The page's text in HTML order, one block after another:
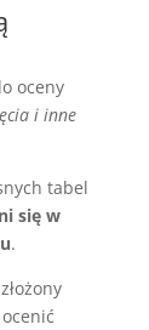
oceny
i inne
tabel
się w
.